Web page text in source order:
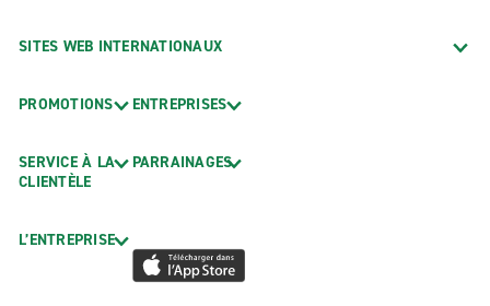
SITES WEB INTERNATIONAUX
PROMOTIONS
SERVICE À LA
CLIENTÈLE
L’ENTREPRISE
ENTREPRISES
PARRAINAGES